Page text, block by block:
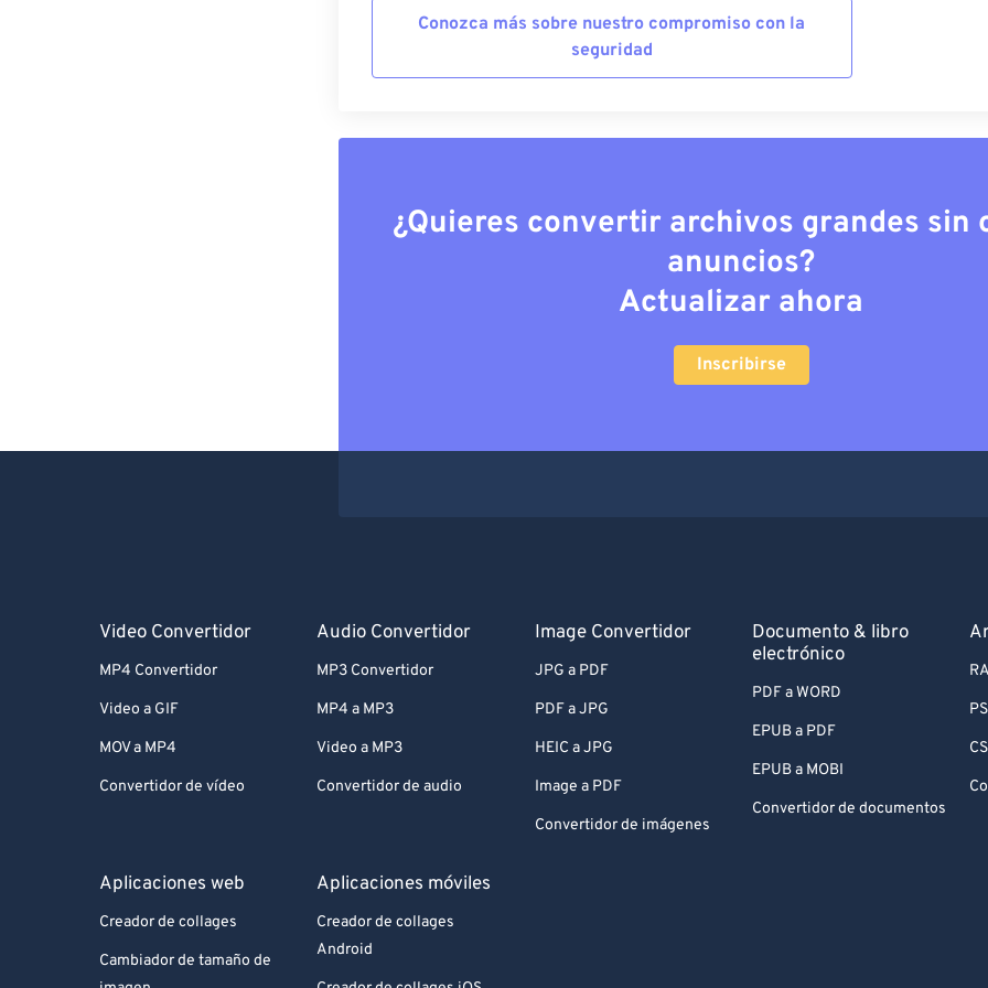
Conozca más sobre nuestro compromiso con la
seguridad
¿Quieres convertir archivos grandes sin
anuncios?
Actualizar ahora
Inscribirse
Video Convertidor
MP4 Convertidor
Video a GIF
MOV a MP4
Convertidor de vídeo
Audio Convertidor
MP3 Convertidor
MP4 a MP3
Video a MP3
Convertidor de audio
Image Convertidor
JPG a PDF
PDF a JPG
HEIC a JPG
Image a PDF
Convertidor de imágenes
Documento & libro
electrónico
PDF a WORD
EPUB a PDF
EPUB a MOBI
Convertidor de documentos
Aplicaciones web
Creador de collages
Cambiador de tamaño de
Aplicaciones móviles
Creador de collages
Android